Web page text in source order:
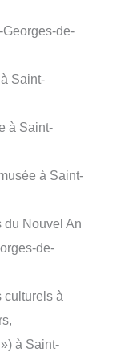
de-
Saint-
à Saint-
à Saint-
du Nouvel An
de-
culturels à
à Saint-